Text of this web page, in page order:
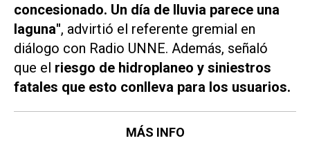
concesionado. Un día de lluvia parece una
laguna", advirtió el referente gremial en
diálogo con Radio UNNE. Además, señaló
que el riesgo de hidroplaneo y siniestros
fatales que esto conlleva para los usuarios.
MÁS INFO